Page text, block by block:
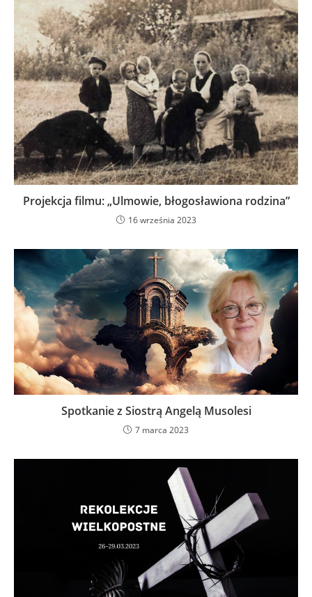
Projekcja filmu: „Ulmowie, błogosławiona rodzina”
16 września 2023
Spotkanie z Siostrą Angelą Musolesi
7 marca 2023